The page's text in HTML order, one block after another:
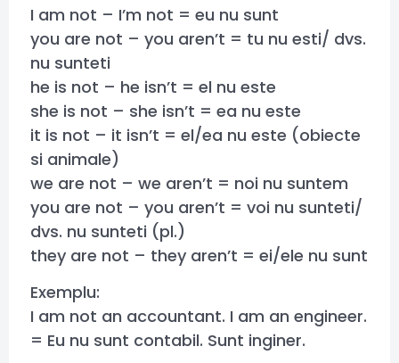
I am not – I’m not = eu nu sunt
you are not – you aren’t = tu nu esti/ dvs.
nu sunteti
he is not – he isn’t = el nu este
she is not – she isn’t = ea nu este
it is not – it isn’t = el/ea nu este (obiecte
si animale)
we are not – we aren’t = noi nu suntem
you are not – you aren’t = voi nu sunteti/
dvs. nu sunteti (pl.)
they are not – they aren’t = ei/ele nu sunt
Exemplu:
I am not an accountant. I am an engineer.
= Eu nu sunt contabil. Sunt inginer.